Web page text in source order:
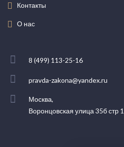
Контакты
О нас
8 (499) 113-25-16
pravda-zakona@yandex.ru
Москва,
Воронцовская улица 35б стр 1